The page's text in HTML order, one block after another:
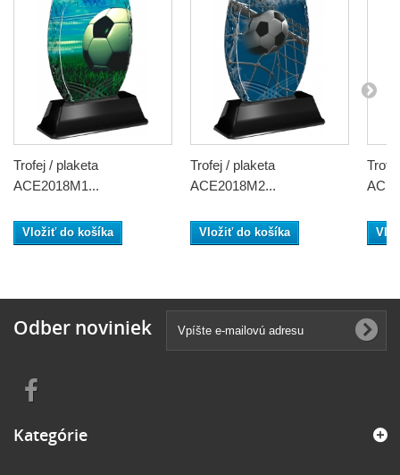
Trofej / plaketa
ACE2018M1...
Vložiť do košíka
Trofej / plaketa
ACE2018M2...
Vložiť do košíka
Odber noviniek
Kategórie